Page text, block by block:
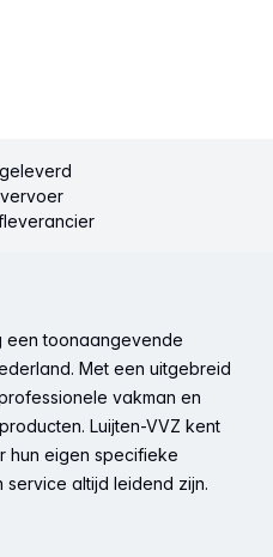
een toonaangevende
Met een uitgebreid
vakman en
Luijten-VVZ kent
hun eigen specifieke
altijd leidend zijn.